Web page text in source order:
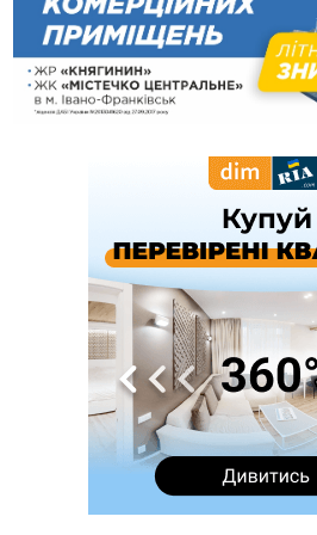
09:53
В урочищі біля Галича археологи
вагову гирку XII–XIII століть
09:39
У Франківську медики провели
на аорті
У Богородчанах на "зебрі"
Загальна площа всіх книгарень
футбольних полів
На "зебрі" у Франківську два
Прикарпаття серед лідерів за
рекордсмен за зростанням цін
Де безпечно купатися на
У Франківську дружина загиблого
організацію «КОД 7'Я», аби
У Коломиї на одній з вулиць
автоматичної фіксації швидкості